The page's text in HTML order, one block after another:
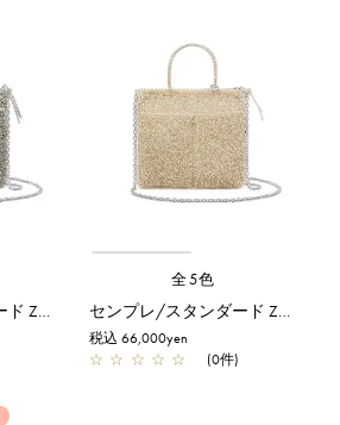
センプレ/スタンダード Z/カーキシルバー
全5色
センプレ/スタンダード Z/シルバーゴールド
税込 66,000yen
☆ ☆ ☆ ☆ ☆ (0件)